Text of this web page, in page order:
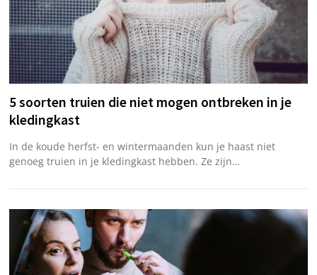
5 soorten truien die niet mogen ontbreken in je
kledingkast
In de koude herfst- en wintermaanden kun je haast niet
genoeg truien in je kledingkast hebben. Ze zijn…